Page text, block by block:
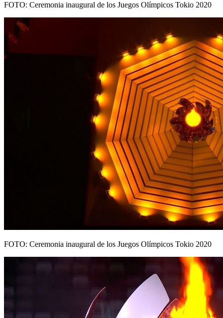
FOTO: Ceremonia inaugural de los Juegos Olímpicos Tokio 2020
FOTO: Ceremonia inaugural de los Juegos Olímpicos Tokio 2020